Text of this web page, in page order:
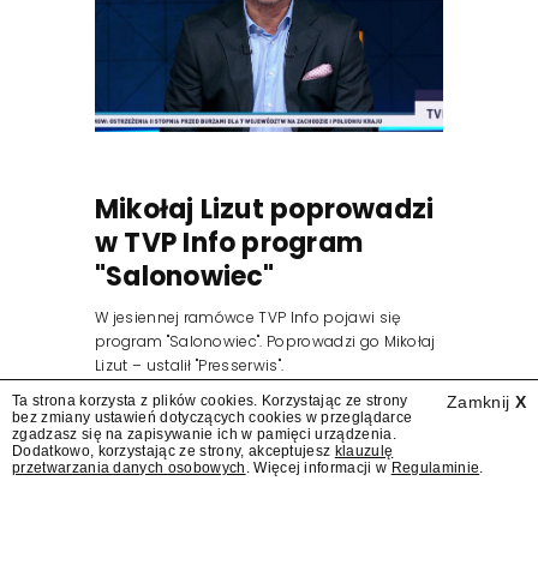
Mikołaj Lizut poprowadzi
w TVP Info program
"Salonowiec"
W jesiennej ramówce TVP Info pojawi się
program "Salonowiec". Poprowadzi go Mikołaj
Lizut – ustalił "Presserwis".
Zamknij X
Ta strona korzysta z plików cookies. Korzystając ze strony
bez zmiany ustawień dotyczących cookies w przeglądarce
zgadzasz się na zapisywanie ich w pamięci urządzenia.
Dodatkowo, korzystając ze strony, akceptujesz klauzulę
przetwarzania danych osobowych . Więcej informacji w Regulaminie.